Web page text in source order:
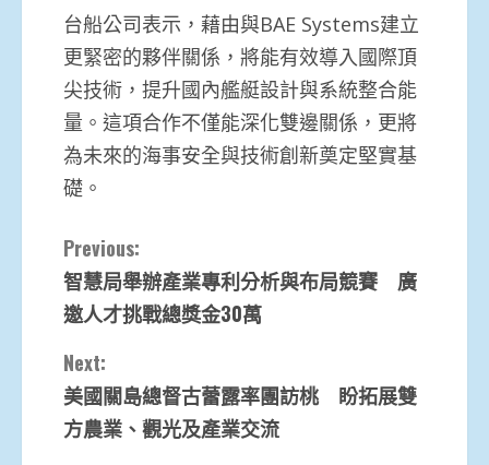
台船公司表示，藉由與BAE Systems建立
更緊密的夥伴關係，將能有效導入國際頂
尖技術，提升國內艦艇設計與系統整合能
量。這項合作不僅能深化雙邊關係，更將
為未來的海事安全與技術創新奠定堅實基
礎。
Continue
Reading
Previous:
智慧局舉辦產業專利分析與布局競賽 廣
邀人才挑戰總獎金30萬
Next:
美國關島總督古蕾露率團訪桃 盼拓展雙
方農業、觀光及產業交流